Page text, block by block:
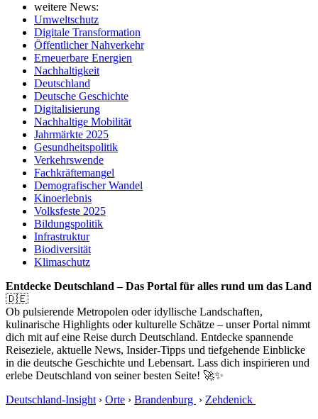
weitere News:
Umweltschutz
Digitale Transformation
Öffentlicher Nahverkehr
Erneuerbare Energien
Nachhaltigkeit
Deutschland
Deutsche Geschichte
Digitalisierung
Nachhaltige Mobilität
Jahrmärkte 2025
Gesundheitspolitik
Verkehrswende
Fachkräftemangel
Demografischer Wandel
Kinoerlebnis
Volksfeste 2025
Bildungspolitik
Infrastruktur
Biodiversität
Klimaschutz
Entdecke Deutschland – Das Portal für alles rund um das Land
🇩🇪
Ob pulsierende Metropolen oder idyllische Landschaften,
kulinarische Highlights oder kulturelle Schätze – unser Portal nimmt
dich mit auf eine Reise durch Deutschland. Entdecke spannende
Reiseziele, aktuelle News, Insider-Tipps und tiefgehende Einblicke
in die deutsche Geschichte und Lebensart. Lass dich inspirieren und
erlebe Deutschland von seiner besten Seite! 🚀✨
Deutschland-Insight › Orte › Brandenburg › Zehdenick